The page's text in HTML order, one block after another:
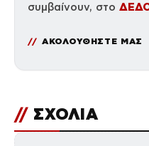
συμβαίνουν, στο
ΑΚΟΛΟΥΘΗΣΤΕ ΜΑΣ
// ΣΧΟΛΙΑ